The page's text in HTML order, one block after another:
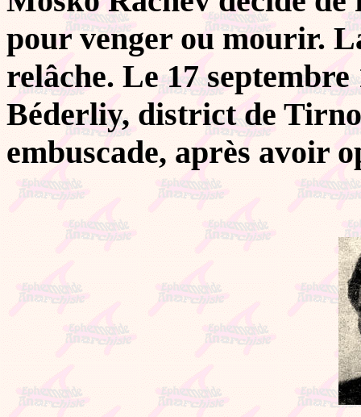
pour venger ou mourir.
relâche. Le 17
Béderliy, district de
embuscade, après avoir